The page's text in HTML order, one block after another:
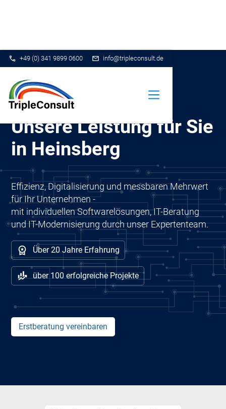
+49 (0) 341 9899 0600 info@tripleconsult.de
Unsere Leistung für Sie
in Heinsberg
Effizienz, Digitalisierung und messbaren Mehrwert
für Ihr Unternehmen -
mit individuellen Softwarelösungen, IT-Beratung
und IT-Modernisierung durch unser Expertenteam.
Über 20 Jahre Erfahrung
über 100 erfolgreiche Projekte
Erstberatung vereinbaren